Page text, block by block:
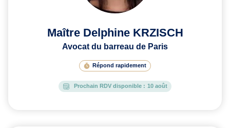
Maître Delphine KRZISCH
Avocat du barreau de Paris
Répond rapidement
Prochain RDV disponible : 10 août